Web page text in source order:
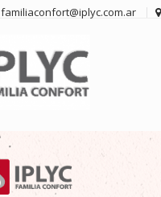
familiaconfort@iplyc.com.ar